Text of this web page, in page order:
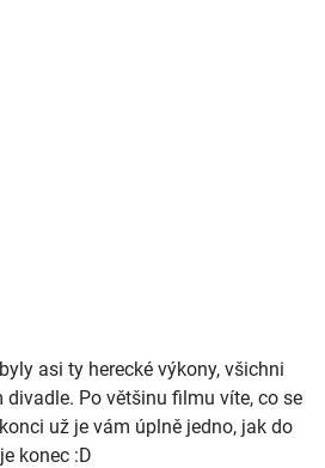
asi ty herecké výkony, všichni
Po většinu filmu víte, co se
už je vám úplně jedno, jak do
konec :D